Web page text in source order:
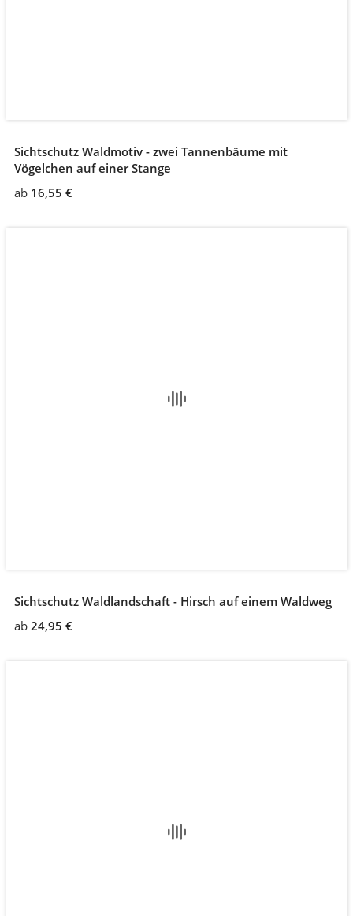
Sichtschutz Waldmotiv - zwei Tannenbäume mit
Vögelchen auf einer Stange
ab 16,55 €
Sichtschutz Waldlandschaft - Hirsch auf einem Waldweg
ab 24,95 €